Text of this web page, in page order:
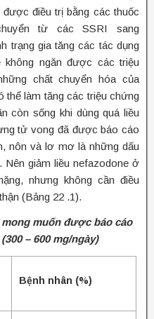
điều trị bằng các thuốc
từ các SSRI sang
trạng gia tăng các tác dụng
ngăn được các triệu
chất chuyển hóa của
làm tăng các triệu chứng
còn sống khi dùng quá liều
tử vong đã được báo cáo
nôn và lơ mơ là những dấu
Nên giảm liều nefazodone ở
nhưng không cần điều
(Bảng 22 .1).
muốn được báo cáo
(300 – 600 mg/ngày)
Bệnh nhân (%)